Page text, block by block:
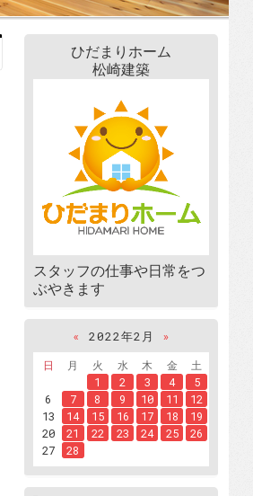
ひだまりホーム
松崎建築
スタッフの仕事や日常をつ
ぶやきます
« 2022年2月
»
日
月 火 水 木 金
土
1
2 3 4
5
6
7 8 9 10 11
12
13
14 15 16 17 18
19
20
21 22 23 24 25
26
27
28